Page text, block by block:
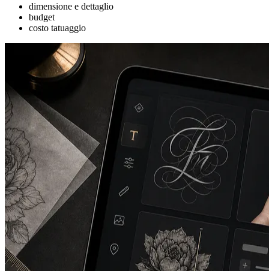
dimensione e dettaglio
budget
costo tatuaggio